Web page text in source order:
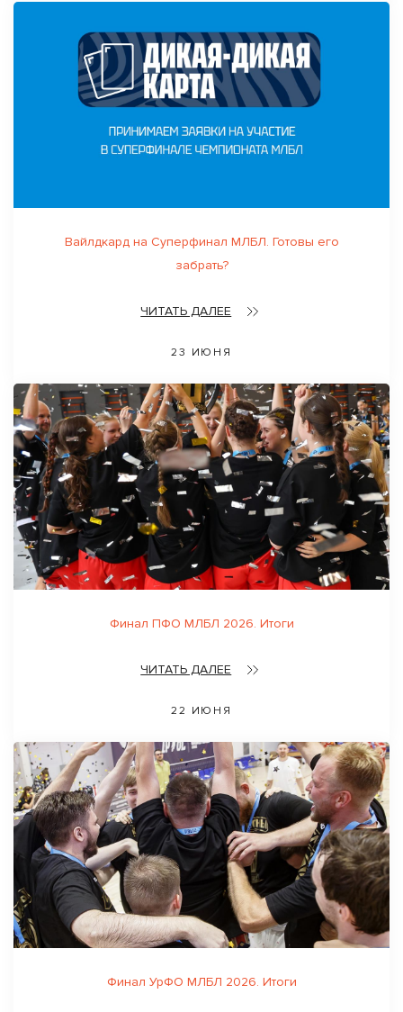
Вайлдкард на Суперфинал МЛБЛ. Готовы его
забрать?
ЧИТАТЬ ДАЛЕЕ
23 ИЮНЯ
Финал ПФО МЛБЛ 2026. Итоги
ЧИТАТЬ ДАЛЕЕ
22 ИЮНЯ
Финал УрФО МЛБЛ 2026. Итоги